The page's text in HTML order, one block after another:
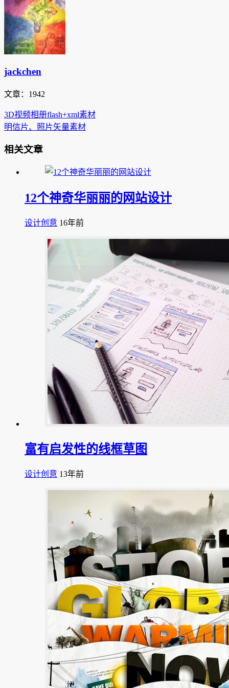
jackchen
文章：1942
3D视频相册flash+xml素材
明信片、照片矢量素材
相关文章
12个神奇华丽丽的网站设计
设计创意 16年前
富有启发性的线框草图
设计创意 13年前